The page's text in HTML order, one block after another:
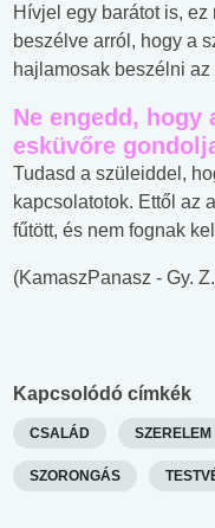
Hívjel egy barátot is,
beszélve arról, hogy a
hajlamosak beszélni
Ne engedd, hogy
esküvőre
Tudasd a szüleiddel,
kapcsolatotok. Ettől az
fűtött, és nem fognak
(KamaszPanasz - Gy.
Kapcsolódó címkék
CSALÁD SZERELEM
SZORONGÁS